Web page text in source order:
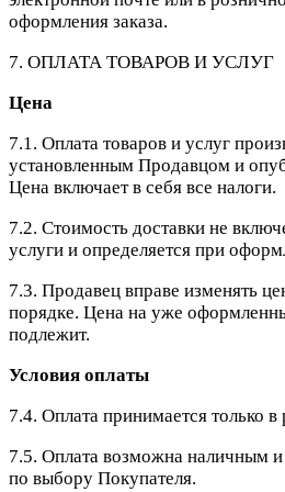
оформления заказа.
7. ОПЛАТА ТОВАРОВ И УСЛУГ
Цена
7.1. Оплата товаров и услуг
установленным Продавцом и
Цена включает в себя все налоги.
7.2. Стоимость доставки не
услуги и определяется при
7.3. Продавец вправе изменять
порядке. Цена на уже
подлежит.
Условия оплаты
7.4. Оплата принимается только
7.5. Оплата возможна наличным
по выбору Покупателя.